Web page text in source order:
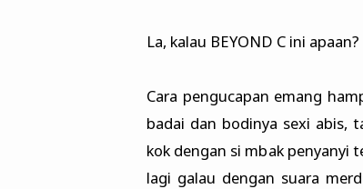
La, kalau BEYOND C ini apaan?
Cara pengucapan emang
badai dan bodinya sexi abis,
kok dengan si mbak penyanyi
lagi galau dengan suara